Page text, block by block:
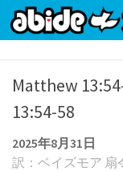
コンテンツの下
Matthew
13:54-58
2025年8月31日
訳：ベイズモア 扇